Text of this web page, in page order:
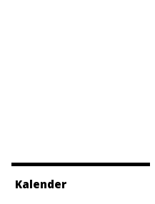
Kalender